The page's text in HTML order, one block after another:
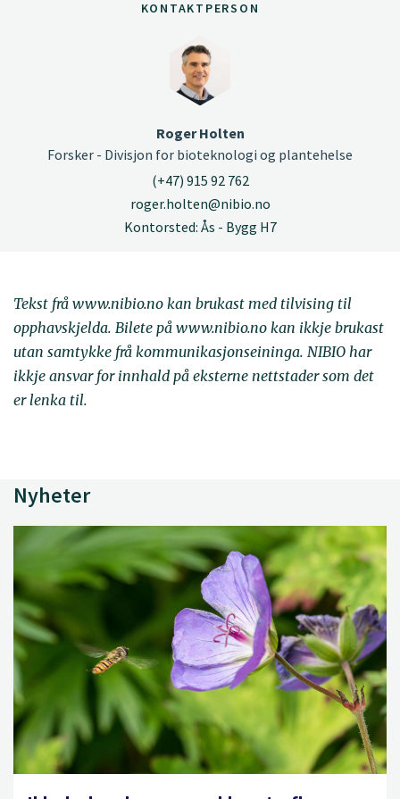
KONTAKTPERSON
Roger Holten
Forsker - Divisjon for bioteknologi og plantehelse
(+47) 915 92 762
roger.holten@nibio.no
Kontorsted: Ås - Bygg H7
Tekst frå www.nibio.no kan brukast med tilvising til
opphavskjelda. Bilete på www.nibio.no kan ikkje brukast
utan samtykke frå kommunikasjonseininga. NIBIO har
ikkje ansvar for innhald på eksterne nettstader som det
er lenka til.
Nyheter